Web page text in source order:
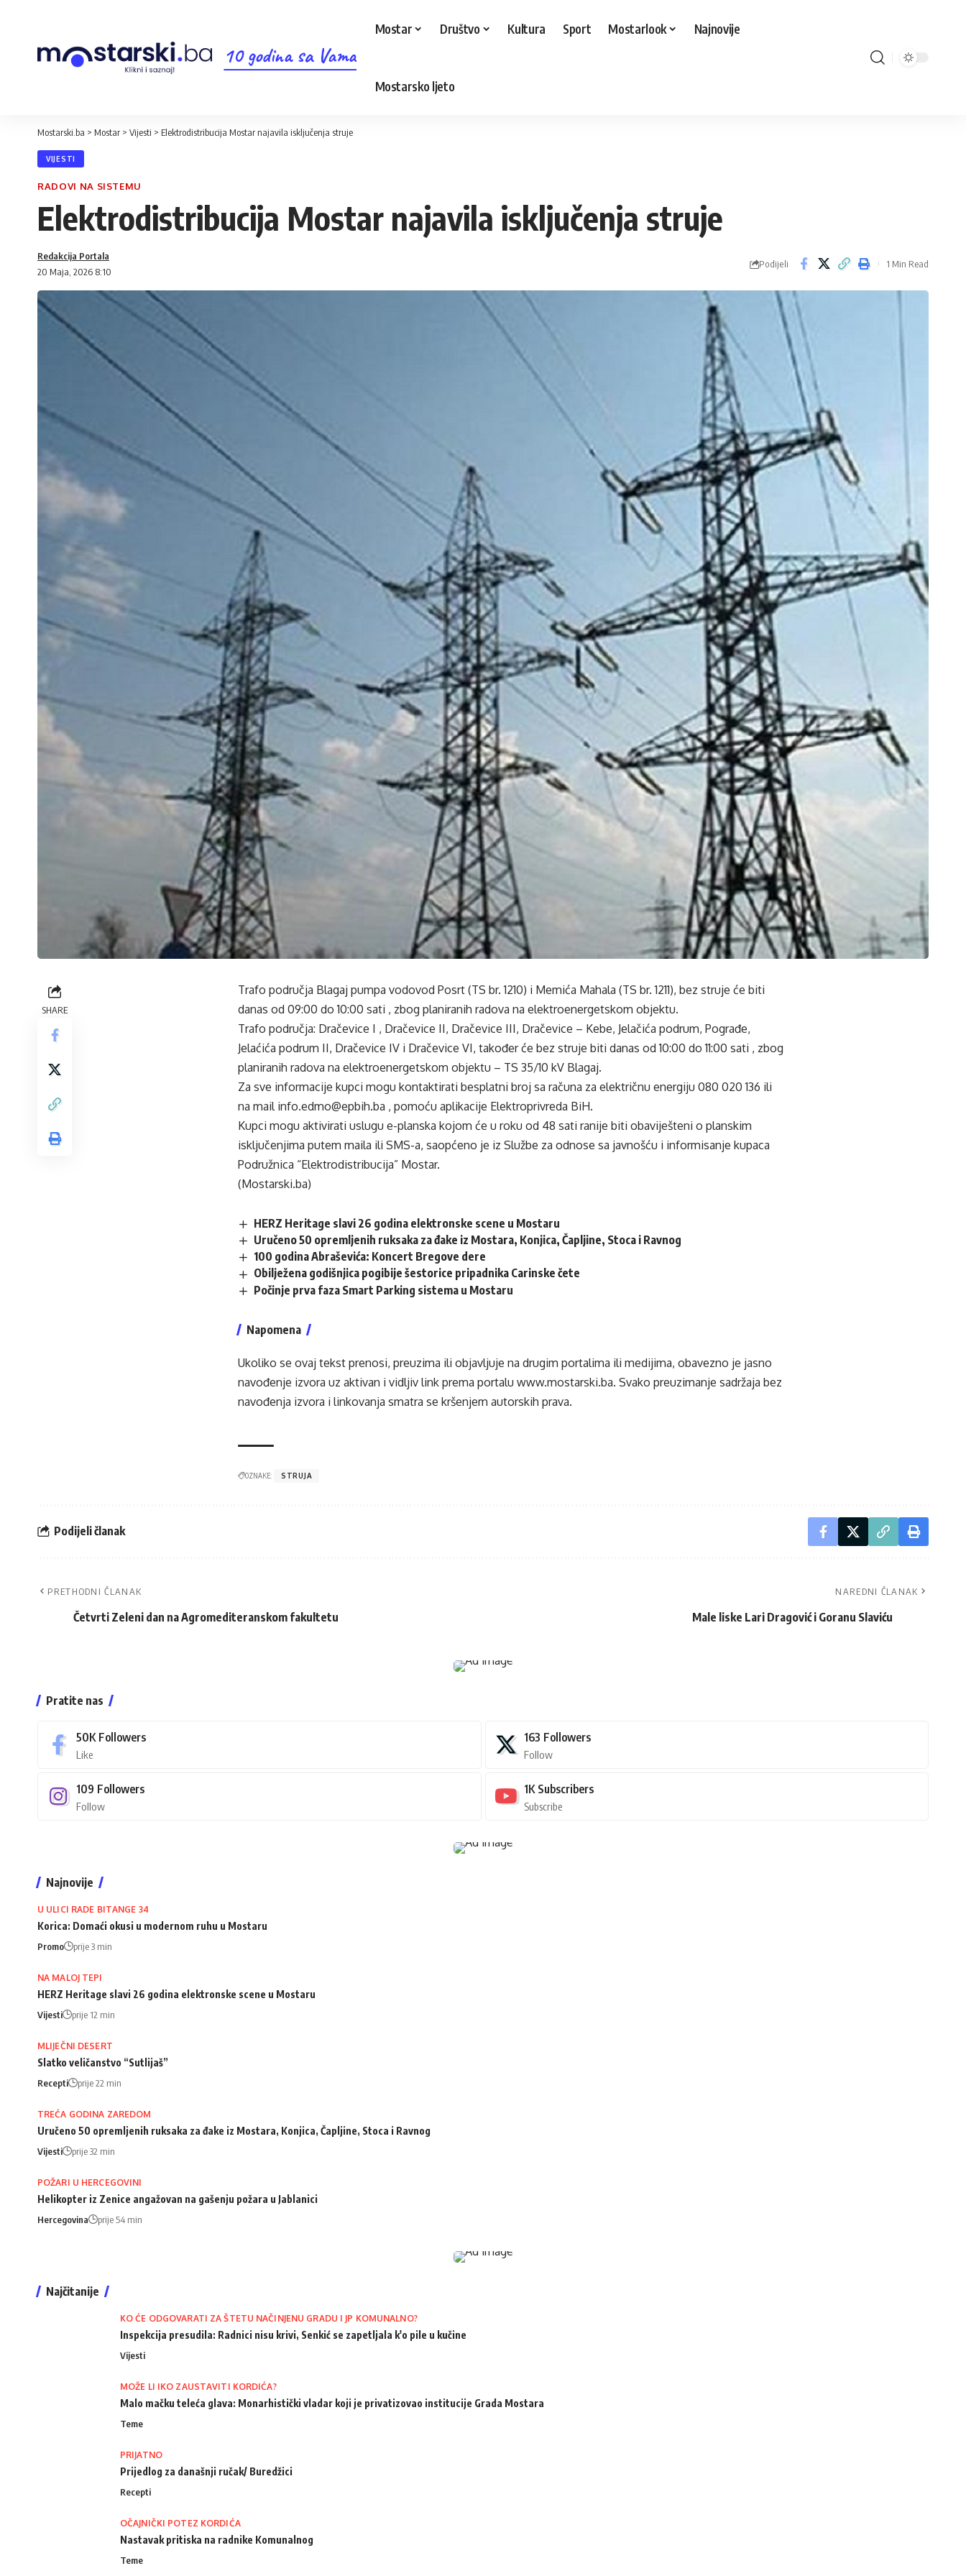
10 godina sa Vama
Mostar Društvo Kultura Sport Mostarlook Najnovije
Mostarsko ljeto
Mostarski.ba > Mostar > Vijesti > Elektrodistribucija Mostar najavila isključenja struje
VIJESTI
RADOVI NA SISTEMU
Elektrodistribucija Mostar najavila isključenja struje
20 Maja, 2026 8:10
Redakcija Portala
Podijeli 1 Min Read
SHARE
Trafo područja Blagaj pumpa vodovod Posrt (TS br. 1210) i Memića Mahala (TS br. 1211), bez struje će biti
danas od 09:00 do 10:00 sati , zbog planiranih radova na elektroenergetskom objektu.
Trafo područja: Dračevice I , Dračevice II, Dračevice III, Dračevice – Kebe, Jelačića podrum, Pograđe,
Jelaćića podrum II, Dračevice IV i Dračevice VI, također će bez struje biti danas od 10:00 do 11:00 sati , zbog
planiranih radova na elektroenergetskom objektu – TS 35/10 kV Blagaj.
Za sve informacije kupci mogu kontaktirati besplatni broj sa računa za električnu energiju 080 020 136 ili
na mail info.edmo@epbih.ba , pomoću aplikacije Elektroprivreda BiH.
Kupci mogu aktivirati uslugu e-planska kojom će u roku od 48 sati ranije biti obaviješteni o planskim
isključenjima putem maila ili SMS-a, saopćeno je iz Službe za odnose sa javnošću i informisanje kupaca
Podružnica “Elektrodistribucija” Mostar.
(Mostarski.ba)
HERZ Heritage slavi 26 godina elektronske scene u Mostaru
Uručeno 50 opremljenih ruksaka za đake iz Mostara, Konjica, Čapljine, Stoca i Ravnog
100 godina Abraševića: Koncert Bregove dere
Obilježena godišnjica pogibije šestorice pripadnika Carinske čete
Počinje prva faza Smart Parking sistema u Mostaru
Napomena
Ukoliko se ovaj tekst prenosi, preuzima ili objavljuje na drugim portalima ili medijima, obavezno je jasno
navođenje izvora uz aktivan i vidljiv link prema portalu www.mostarski.ba. Svako preuzimanje sadržaja bez
navođenja izvora i linkovanja smatra se kršenjem autorskih prava.
OZNAKE: STRUJA
Podijeli članak
PRETHODNI ČLANAK
Četvrti Zeleni dan na Agromediteranskom fakultetu
NAREDNI ČLANAK
Male liske Lari Dragović i Goranu Slaviću
Pratite nas
50K Followers
Like
163 Followers
Follow
109 Followers
Follow
1K Subscribers
Subscribe
Najnovije
U ULICI RADE BITANGE 34
Korica: Domaći okusi u modernom ruhu u Mostaru
Promo prije 3 min
NA MALOJ TEPI
HERZ Heritage slavi 26 godina elektronske scene u Mostaru
Vijesti prije 12 min
MLIJEČNI DESERT
Slatko veličanstvo “Sutlijaš”
Recepti prije 22 min
TREĆA GODINA ZAREDOM
Uručeno 50 opremljenih ruksaka za đake iz Mostara, Konjica, Čapljine, Stoca i Ravnog
Vijesti prije 32 min
POŽARI U HERCEGOVINI
Helikopter iz Zenice angažovan na gašenju požara u Jablanici
Hercegovina prije 54 min
Najčitanije
KO ĆE ODGOVARATI ZA ŠTETU NAČINJENU GRADU I JP KOMUNALNO?
Inspekcija presudila: Radnici nisu krivi, Senkić se zapetljala k'o pile u kučine
Vijesti
MOŽE LI IKO ZAUSTAVITI KORDIĆA?
Malo mačku teleća glava: Monarhistički vladar koji je privatizovao institucije Grada Mostara
Teme
PRIJATNO
Prijedlog za današnji ručak/ Buredžici
Recepti
OČAJNIČKI POTEZ KORDIĆA
Nastavak pritiska na radnike Komunalnog
Teme